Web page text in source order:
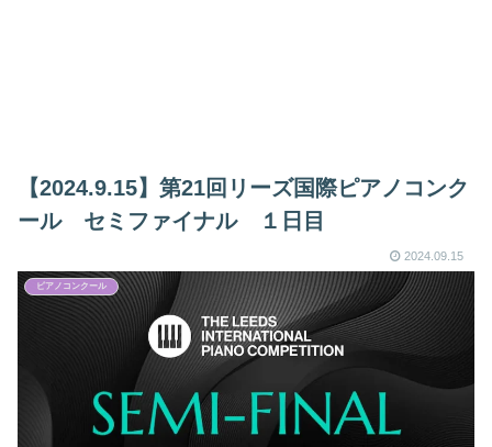
【2024.9.15】第21回リーズ国際ピアノコンク
ール セミファイナル １日目
2024.09.15
ピアノコンクール